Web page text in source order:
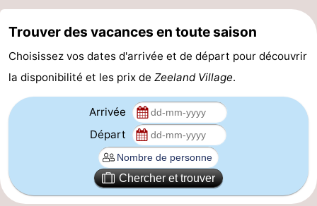
Brouwershaven
-
Bruinisse
-
Zierikzee
-
Oosterschelde
Nature
Walcheren
Trouver des vacances en toute saison
Choisissez vos dates d'arrivée et de départ pour découvrir
la disponibilité et les prix de Zeeland Village.
Arrivée
Départ
Chercher et trouver